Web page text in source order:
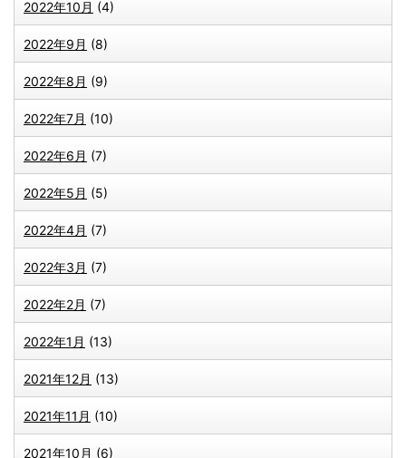
2022年10月 (4)
2022年9月 (8)
2022年8月 (9)
2022年7月 (10)
2022年6月 (7)
2022年5月 (5)
2022年4月 (7)
2022年3月 (7)
2022年2月 (7)
2022年1月 (13)
2021年12月 (13)
2021年11月 (10)
2021年10月 (6)